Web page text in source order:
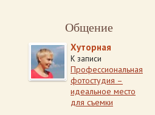
Общение
Хуторная
К записи
Профессиональная
фотостудия –
идеальное место
для съемки